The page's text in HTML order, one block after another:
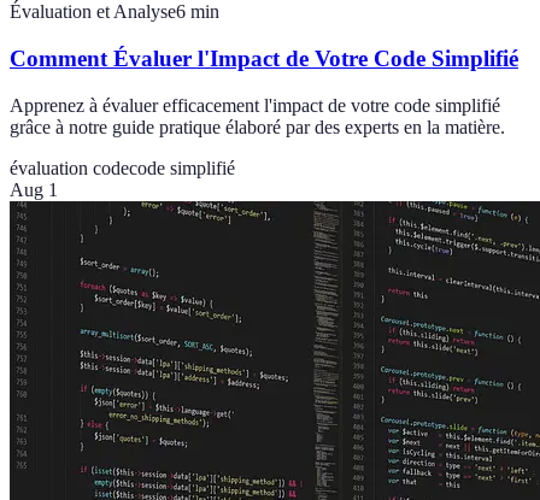
Évaluation et Analyse6 min
Comment Évaluer l'Impact de Votre Code Simplifié
Apprenez à évaluer efficacement l'impact de votre code simplifié
grâce à notre guide pratique élaboré par des experts en la matière.
évaluation codecode simplifié
Aug 1